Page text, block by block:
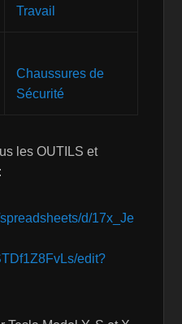
Travail
Chaussures de
Sécurité
les OUTILS et
d/17x_Je
edit?